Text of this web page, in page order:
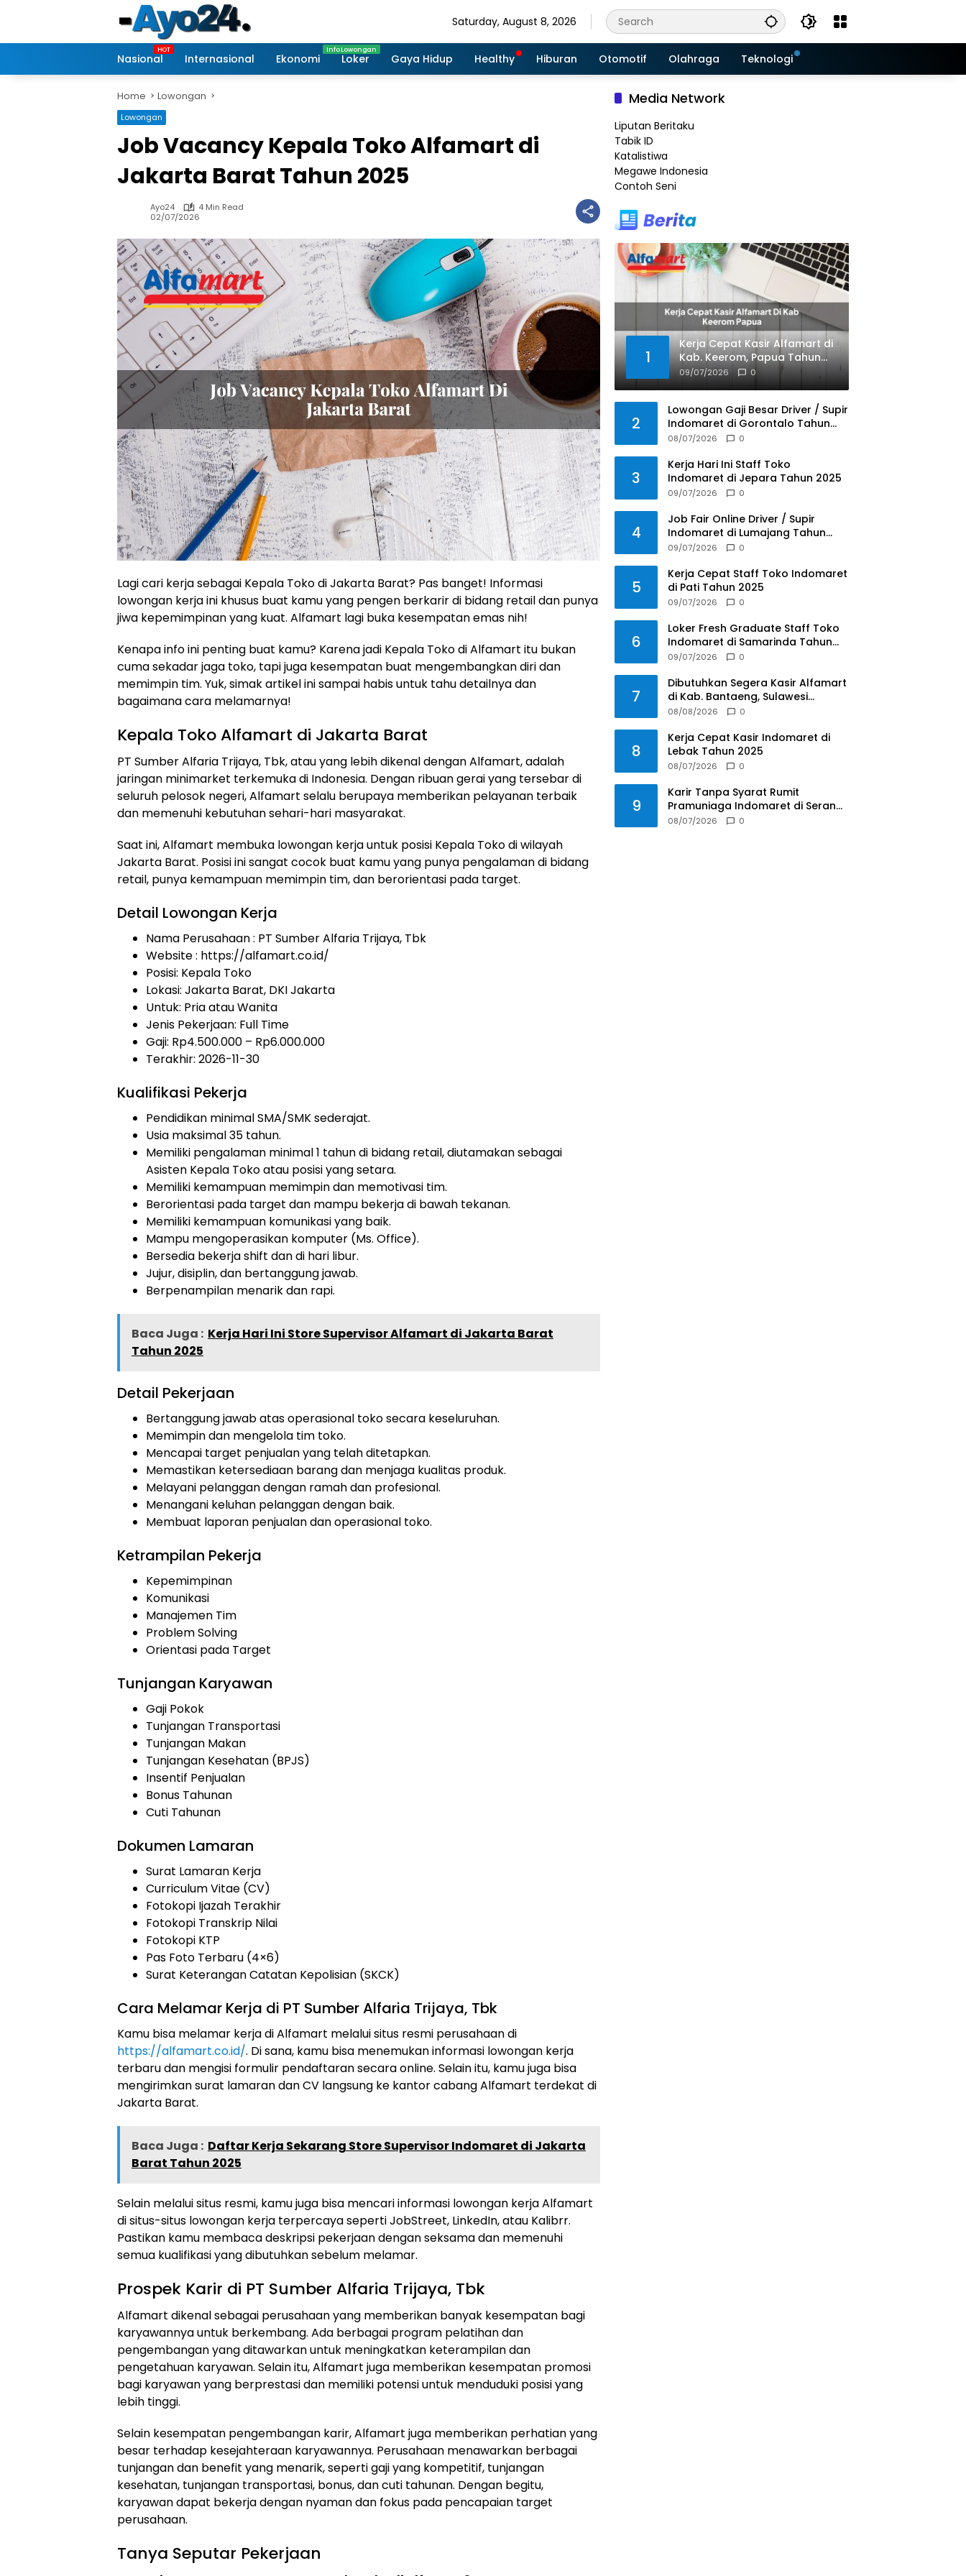
Saturday, August 8, 2026
Nasional Internasional Ekonomi Loker Gaya Hidup Healthy Hiburan Otomotif Olahraga Teknologi
Home Lowongan
Lowongan
Job Vacancy Kepala Toko Alfamart di
Jakarta Barat Tahun 2025
Ayo24
4 Min Read
02/07/2026
Lagi cari kerja sebagai Kepala Toko di Jakarta Barat? Pas banget! Informasi
lowongan kerja ini khusus buat kamu yang pengen berkarir di bidang retail dan punya
jiwa kepemimpinan yang kuat. Alfamart lagi buka kesempatan emas nih!
Kenapa info ini penting buat kamu? Karena jadi Kepala Toko di Alfamart itu bukan
cuma sekadar jaga toko, tapi juga kesempatan buat mengembangkan diri dan
memimpin tim. Yuk, simak artikel ini sampai habis untuk tahu detailnya dan
bagaimana cara melamarnya!
Kepala Toko Alfamart di Jakarta Barat
PT Sumber Alfaria Trijaya, Tbk, atau yang lebih dikenal dengan Alfamart, adalah
jaringan minimarket terkemuka di Indonesia. Dengan ribuan gerai yang tersebar di
seluruh pelosok negeri, Alfamart selalu berupaya memberikan pelayanan terbaik
dan memenuhi kebutuhan sehari-hari masyarakat.
Saat ini, Alfamart membuka lowongan kerja untuk posisi Kepala Toko di wilayah
Jakarta Barat. Posisi ini sangat cocok buat kamu yang punya pengalaman di bidang
retail, punya kemampuan memimpin tim, dan berorientasi pada target.
Detail Lowongan Kerja
Nama Perusahaan : PT Sumber Alfaria Trijaya, Tbk
Website : https://alfamart.co.id/
Posisi: Kepala Toko
Lokasi: Jakarta Barat, DKI Jakarta
Untuk: Pria atau Wanita
Jenis Pekerjaan: Full Time
Gaji: Rp4.500.000 – Rp6.000.000
Terakhir: 2026-11-30
Kualifikasi Pekerja
Pendidikan minimal SMA/SMK sederajat.
Usia maksimal 35 tahun.
Memiliki pengalaman minimal 1 tahun di bidang retail, diutamakan sebagai
Asisten Kepala Toko atau posisi yang setara.
Memiliki kemampuan memimpin dan memotivasi tim.
Berorientasi pada target dan mampu bekerja di bawah tekanan.
Memiliki kemampuan komunikasi yang baik.
Mampu mengoperasikan komputer (Ms. Office).
Bersedia bekerja shift dan di hari libur.
Jujur, disiplin, dan bertanggung jawab.
Berpenampilan menarik dan rapi.
Baca Juga : Kerja Hari Ini Store Supervisor Alfamart di Jakarta Barat
Tahun 2025
Detail Pekerjaan
Bertanggung jawab atas operasional toko secara keseluruhan.
Memimpin dan mengelola tim toko.
Mencapai target penjualan yang telah ditetapkan.
Memastikan ketersediaan barang dan menjaga kualitas produk.
Melayani pelanggan dengan ramah dan profesional.
Menangani keluhan pelanggan dengan baik.
Membuat laporan penjualan dan operasional toko.
Ketrampilan Pekerja
Kepemimpinan
Komunikasi
Manajemen Tim
Problem Solving
Orientasi pada Target
Tunjangan Karyawan
Gaji Pokok
Tunjangan Transportasi
Tunjangan Makan
Tunjangan Kesehatan (BPJS)
Insentif Penjualan
Bonus Tahunan
Cuti Tahunan
Dokumen Lamaran
Surat Lamaran Kerja
Curriculum Vitae (CV)
Fotokopi Ijazah Terakhir
Fotokopi Transkrip Nilai
Fotokopi KTP
Pas Foto Terbaru (4×6)
Surat Keterangan Catatan Kepolisian (SKCK)
Cara Melamar Kerja di PT Sumber Alfaria Trijaya, Tbk
Kamu bisa melamar kerja di Alfamart melalui situs resmi perusahaan di
https://alfamart.co.id/. Di sana, kamu bisa menemukan informasi lowongan kerja
terbaru dan mengisi formulir pendaftaran secara online. Selain itu, kamu juga bisa
mengirimkan surat lamaran dan CV langsung ke kantor cabang Alfamart terdekat di
Jakarta Barat.
Baca Juga : Daftar Kerja Sekarang Store Supervisor Indomaret di Jakarta
Barat Tahun 2025
Selain melalui situs resmi, kamu juga bisa mencari informasi lowongan kerja Alfamart
di situs-situs lowongan kerja terpercaya seperti JobStreet, LinkedIn, atau Kalibrr.
Pastikan kamu membaca deskripsi pekerjaan dengan seksama dan memenuhi
semua kualifikasi yang dibutuhkan sebelum melamar.
Prospek Karir di PT Sumber Alfaria Trijaya, Tbk
Alfamart dikenal sebagai perusahaan yang memberikan banyak kesempatan bagi
karyawannya untuk berkembang. Ada berbagai program pelatihan dan
pengembangan yang ditawarkan untuk meningkatkan keterampilan dan
pengetahuan karyawan. Selain itu, Alfamart juga memberikan kesempatan promosi
bagi karyawan yang berprestasi dan memiliki potensi untuk menduduki posisi yang
lebih tinggi.
Selain kesempatan pengembangan karir, Alfamart juga memberikan perhatian yang
besar terhadap kesejahteraan karyawannya. Perusahaan menawarkan berbagai
tunjangan dan benefit yang menarik, seperti gaji yang kompetitif, tunjangan
kesehatan, tunjangan transportasi, bonus, dan cuti tahunan. Dengan begitu,
karyawan dapat bekerja dengan nyaman dan fokus pada pencapaian target
perusahaan.
Tanya Seputar Pekerjaan
Media Network
Liputan Beritaku
Tabik ID
Katalistiwa
Megawe Indonesia
Contoh Seni
1
Kerja Cepat Kasir Alfamart di
Kab. Keerom, Papua Tahun
2025
09/07/2026 0
2
Lowongan Gaji Besar Driver / Supir
Indomaret di Gorontalo Tahun
2025
08/07/2026 0
3
Kerja Hari Ini Staff Toko
Indomaret di Jepara Tahun 2025
09/07/2026 0
4
Job Fair Online Driver / Supir
Indomaret di Lumajang Tahun
2025
09/07/2026 0
5
Kerja Cepat Staff Toko Indomaret
di Pati Tahun 2025
09/07/2026 0
6
Loker Fresh Graduate Staff Toko
Indomaret di Samarinda Tahun
2025
09/07/2026 0
7
Dibutuhkan Segera Kasir Alfamart
di Kab. Bantaeng, Sulawesi
Selatan Tahun 2025
08/08/2026 0
8
Kerja Cepat Kasir Indomaret di
Lebak Tahun 2025
08/07/2026 0
9
Karir Tanpa Syarat Rumit
Pramuniaga Indomaret di Serang
Tahun 2025
08/07/2026 0